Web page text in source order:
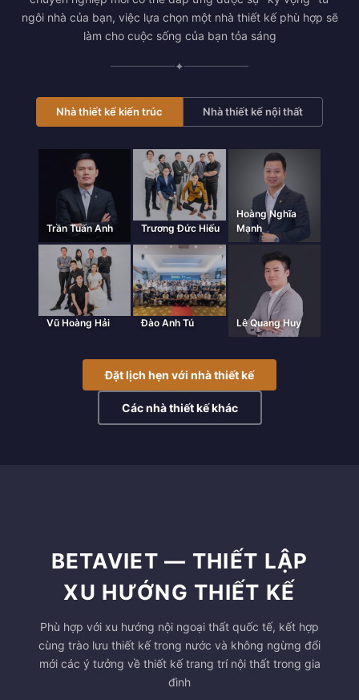
ngôi nhà của bạn, việc lựa chọn một nhà thiết kế phù hợp sẽ
làm cho cuộc sống của bạn tỏa sáng
✦
Nhà thiết kế kiến trúc Nhà thiết kế nội thất
Trần Tuấn Anh Trương Đức Hiếu
Hoàng Nghĩa
Mạnh
Vũ Hoàng Hải Đào Anh Tú Lê Quang Huy
Đặt lịch hẹn với nhà thiết kế
Các nhà thiết kế khác
BETAVIET — THIẾT LẬP
XU HƯỚNG THIẾT KẾ
Phù hợp với xu hướng nội ngoại thất quốc tế, kết hợp
cùng trào lưu thiết kế trong nước và không ngừng đổi
mới các ý tưởng về thiết kế trang trí nội thất trong gia
đình